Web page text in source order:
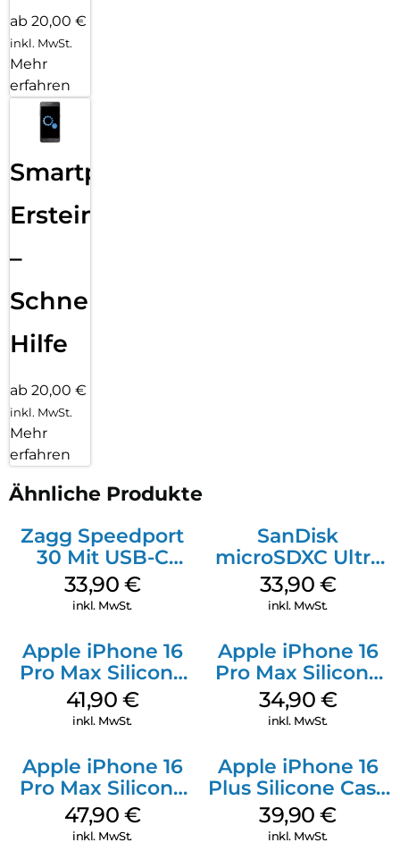
ab 20,00 €
inkl. MwSt.
Mehr
erfahren
Smartphone
Ersteinrichtung
–
Schnelle
Hilfe
ab 20,00 €
inkl. MwSt.
Mehr
erfahren
Ähnliche Produkte
Zagg Speedport
30 Mit USB-C
Kabel Weiß
33,90 €
inkl. MwSt.
SanDisk
microSDXC Ultra
128 GB + Adapter
Mobile
33,90 €
inkl. MwSt.
Apple iPhone 16
Pro Max Silicone
Case MagSafe
Ultramarine
41,90 €
inkl. MwSt.
Apple iPhone 16
Pro Max Silicone
Case MagSafe
Denim
34,90 €
inkl. MwSt.
Apple iPhone 16
Pro Max Silicone
Case MagSafe
Black
47,90 €
inkl. MwSt.
Apple iPhone 16
Plus Silicone Case
MagSafe Plum
39,90€
inkl. MwSt.